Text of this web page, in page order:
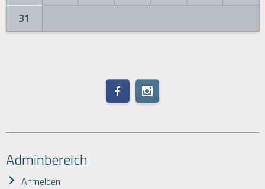
31
Adminbereich
Anmelden